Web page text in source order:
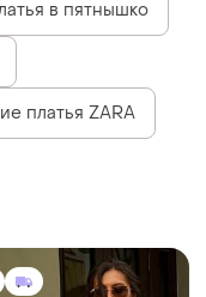
в пятнышко
платья ZARA